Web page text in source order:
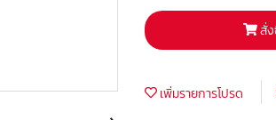
สั่
เพิ่มรายการโปรด